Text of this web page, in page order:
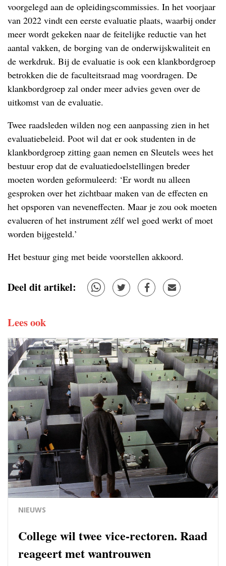
voorgelegd aan de opleidingscommissies. In het voorjaar
van 2022 vindt een eerste evaluatie plaats, waarbij onder
meer wordt gekeken naar de feitelijke reductie van het
aantal vakken, de borging van de onderwijskwaliteit en
de werkdruk. Bij de evaluatie is ook een klankbordgroep
betrokken die de faculteitsraad mag voordragen. De
klankbordgroep zal onder meer advies geven over de
uitkomst van de evaluatie.
Twee raadsleden wilden nog een aanpassing zien in het
evaluatiebeleid. Poot wil dat er ook studenten in de
klankbordgroep zitting gaan nemen en Sleutels wees het
bestuur erop dat de evaluatiedoelstellingen breder
moeten worden geformuleerd: ‘Er wordt nu alleen
gesproken over het zichtbaar maken van de effecten en
het opsporen van neveneffecten. Maar je zou ook moeten
evalueren of het instrument zélf wel goed werkt of moet
worden bijgesteld.’
Het bestuur ging met beide voorstellen akkoord.
Deel dit artikel:
Lees ook
NIEUWS
College wil twee vice-rectoren. Raad
reageert met wantrouwen